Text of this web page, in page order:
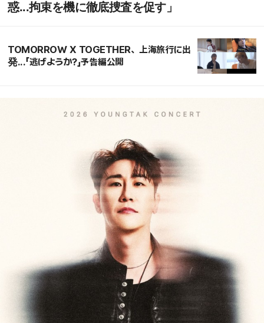
惑...拘束を機に徹底捜査を促す」
TOMORROW X TOGETHER、上海旅行に出
発...「逃げようか?」予告編公開